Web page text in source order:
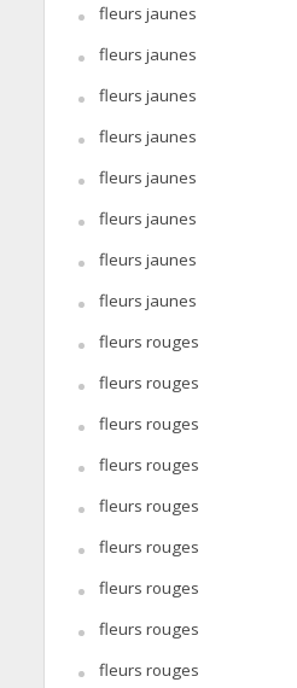
fleurs jaunes
fleurs jaunes
fleurs jaunes
fleurs jaunes
fleurs jaunes
fleurs jaunes
fleurs jaunes
fleurs jaunes
fleurs rouges
fleurs rouges
fleurs rouges
fleurs rouges
fleurs rouges
fleurs rouges
fleurs rouges
fleurs rouges
fleurs rouges